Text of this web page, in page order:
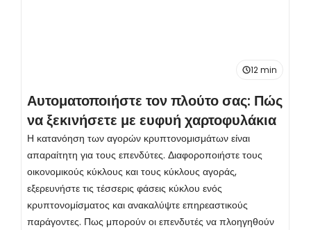
12 min
Αυτοματοποιήστε τον πλούτο σας: Πώς
να ξεκινήσετε με ευφυή χαρτοφυλάκια
Η κατανόηση των αγορών κρυπτονομισμάτων είναι
απαραίτητη για τους επενδύτες. Διαφοροποιήστε τους
οικονομικούς κύκλους και τους κύκλους αγοράς,
εξερευνήστε τις τέσσερις φάσεις κύκλου ενός
κρυπτονομίσματος και ανακαλύψτε επηρεαστικούς
παράγοντες. Πως μπορούν οι επενδυτές να πλοηγηθούν